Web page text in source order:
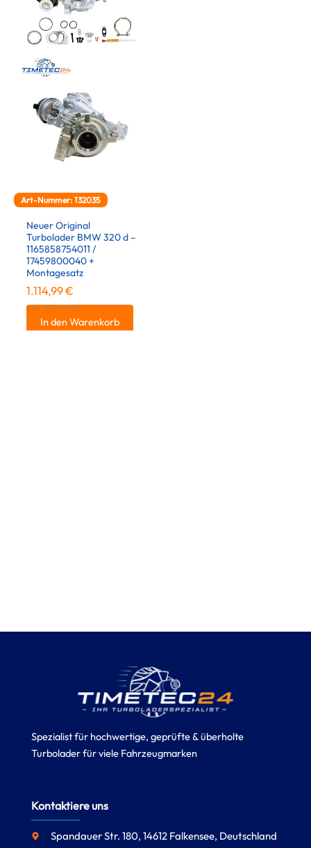
Art-Nummer: 132035
Neuer Original
Turbolader BMW 320 d –
1165858754011 /
17459800040 +
Montagesatz
1.114,99€
inkl. 19 % MwSt.
In den Warenkorb
Spezialist für hochwertige, geprüfte & überholte
Turbolader für viele Fahrzeugmarken
Kontaktiere uns
Spandauer Str. 180, 14612 Falkensee, Deutschland